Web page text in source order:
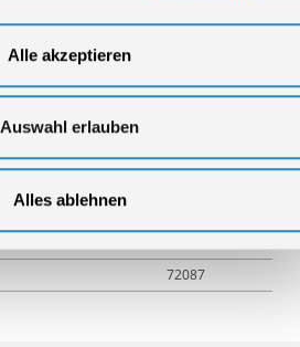
Alle akzeptieren
Auswahl erlauben
Alles ablehnen
390 mm
72087